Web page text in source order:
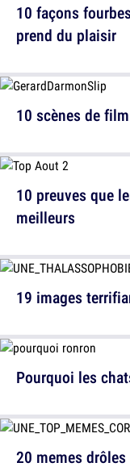
10 façons
prend du plaisir
10 preuves que
meilleurs
Pourquoi les
10 scènes de
19 images
20 memes